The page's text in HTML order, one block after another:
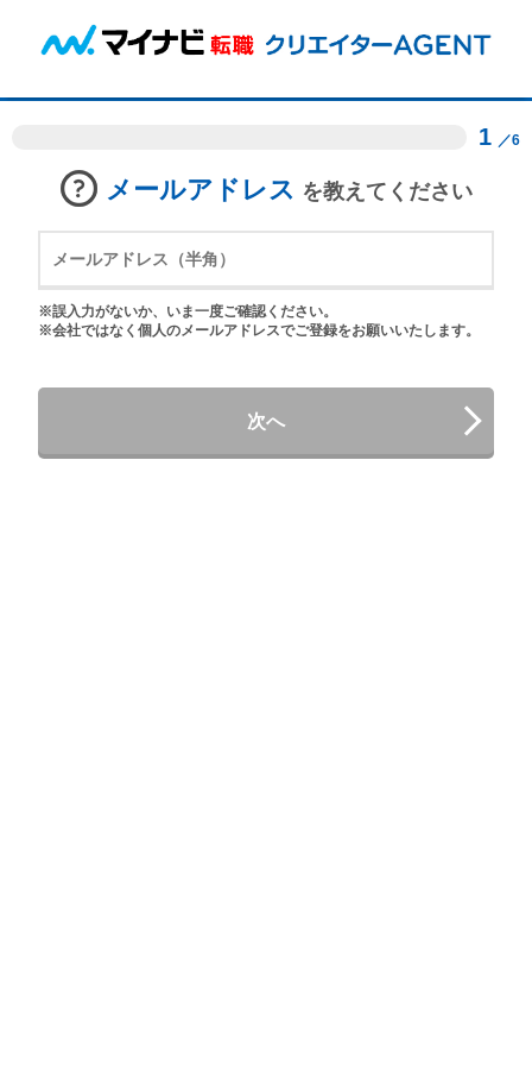
1 ／6
メールアドレス を教えてください
※誤入力がないか、いま一度ご確認ください。
※会社ではなく個人のメールアドレスでご登録をお願いいたします。
次へ